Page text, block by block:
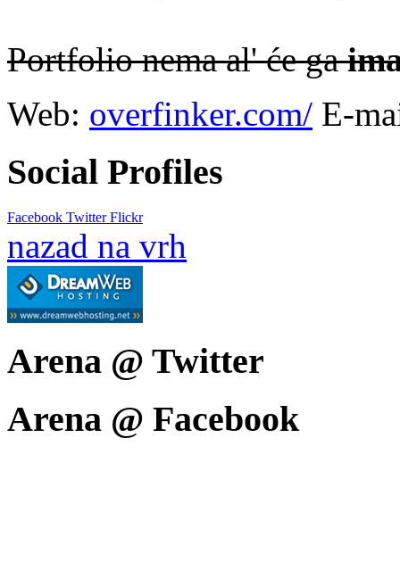
Portfolio nema al' će ga
Web: overfinker.com/ E-
Social Profiles
Facebook Twitter Flickr
nazad na vrh
Arena @ Twitter
Arena @ Facebook